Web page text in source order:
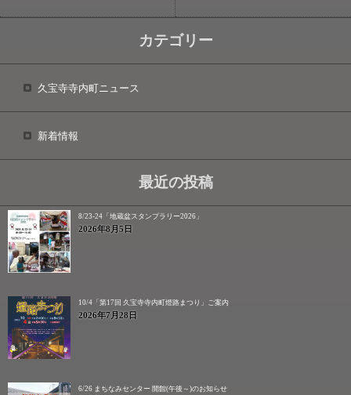
カテゴリー
久宝寺寺内町ニュース
新着情報
最近の投稿
8/23-24「地蔵盆スタンプラリー2026」
2026年8月5日
10/4「第17回 久宝寺寺内町燈路まつり」ご案内
2026年7月28日
6/26 まちなみセンター 開館(午後～)のお知らせ